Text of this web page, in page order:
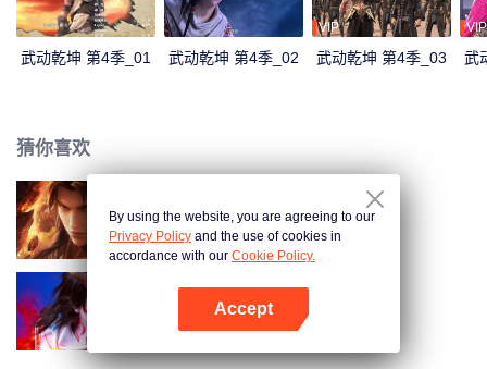
武动乾坤 第4季_01 武动乾坤 第4季_02
VIP
武动乾坤 第4季_03
VIP
武
猜你喜欢
武动乾坤 第5季
武动乾坤 第3季
By using the website, you are agreeing to our
Privacy Policy and the use of cookies in
accordance with our Cookie Policy.
Accept